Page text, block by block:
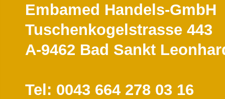
Embamed Handels-GmbH
Tuschenkogelstrasse 443
A-9462 Bad Sankt
Tel: 0043 664 278 03 16